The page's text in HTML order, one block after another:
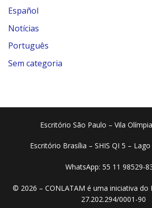
Español
Notícias
Português
Sem categoria
Escritório São Paulo – Vila
Escritório Brasília – SHIS QI 5 –
WhatsApp: 55 11 98529-
© 2026 – CONLATAM é uma iniciativa do
27.202.294/0001-90